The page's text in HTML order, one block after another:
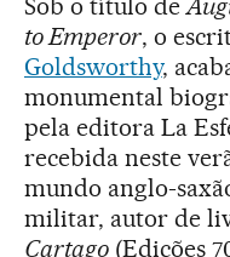
to Emperor, o
Goldsworthy,
monumental
pela editora La
recebida neste
mundo anglo-
militar, autor de
Cartago(Edições